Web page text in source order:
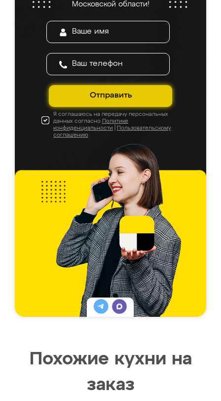
Московской области!
Отправить
Я соглашаюсь на передачу персональных
данных согласно Политике
конфиденциальности
Пользовательскому
соглашению
Похожие кухни на
заказ